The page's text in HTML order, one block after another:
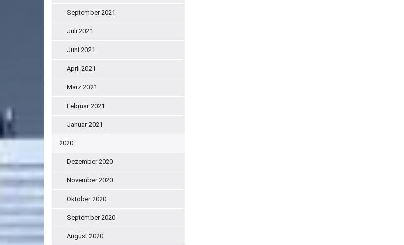
September 2021
Juli 2021
Juni 2021
April 2021
März 2021
Februar 2021
Januar 2021
2020
Dezember 2020
November 2020
Oktober 2020
September 2020
August 2020